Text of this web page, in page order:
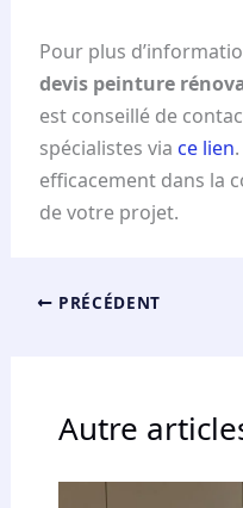
Pour plus
devis peinture
est conseillé de
spécialistes via ce lien
efficacement dans la
de votre projet.
PRÉCÉDENT
Autre